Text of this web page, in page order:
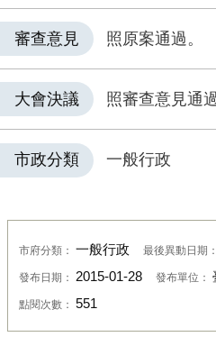
審查意見 照原案通過。
大會決議 照審查意見通過
市政分類 一般行政
市府分類： 一般行政 最後異動日期：
發布日期： 2015-01-28 發布單位：
點閱次數： 551